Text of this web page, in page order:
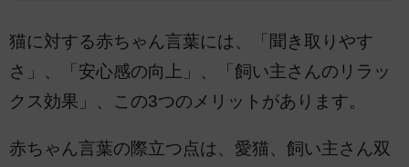
猫に対する赤ちゃん言葉には、「聞き取りやす
さ」、「安心感の向上」、「飼い主さんのリラッ
クス効果」、この3つのメリットがあります。
赤ちゃん言葉の際立つ点は、愛猫、飼い主さん双